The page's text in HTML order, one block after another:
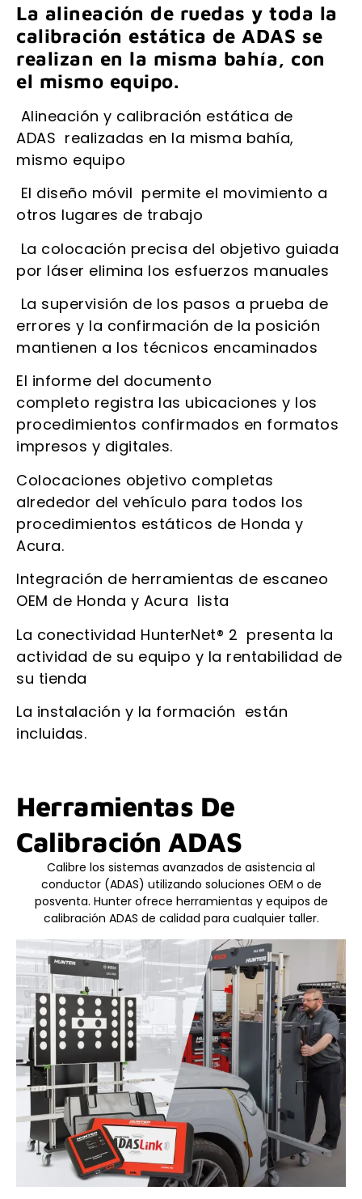
La alineación de ruedas y toda la
calibración estática de ADAS se
realizan en la misma bahía, con
el mismo equipo.
Alineación y calibración estática de
ADAS realizadas en la misma bahía,
mismo equipo
El diseño móvil permite el movimiento a
otros lugares de trabajo
La colocación precisa del objetivo guiada
por láser elimina los esfuerzos manuales
La supervisión de los pasos a prueba de
errores y la confirmación de la posición
mantienen a los técnicos encaminados
El informe del documento
completo registra las ubicaciones y los
procedimientos confirmados en formatos
impresos y digitales.
Colocaciones objetivo completas
alrededor del vehículo para todos los
procedimientos estáticos de Honda y
Acura.
Integración de herramientas de escaneo
OEM de Honda y Acura lista
La conectividad HunterNet® 2 presenta la
actividad de su equipo y la rentabilidad de
su tienda
La instalación y la formación están
incluidas.
Herramientas De
Calibración ADAS
Calibre los sistemas avanzados de asistencia al
conductor (ADAS) utilizando soluciones OEM o de
posventa. Hunter ofrece herramientas y equipos de
calibración ADAS de calidad para cualquier taller.